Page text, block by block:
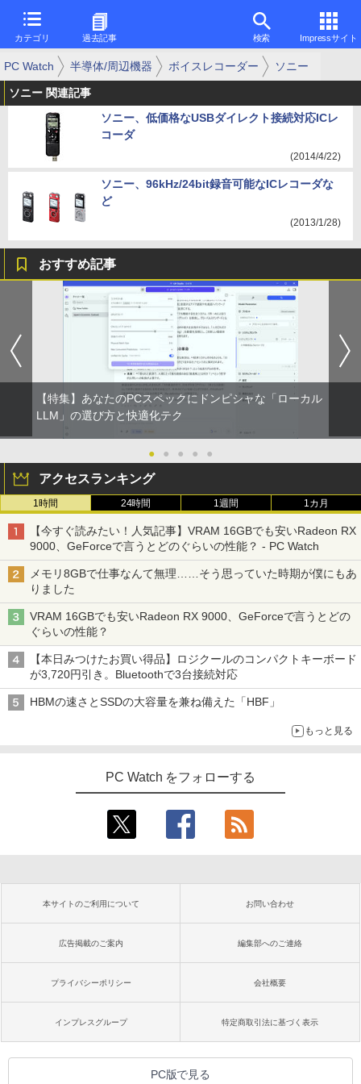
カテゴリ 過去記事 検索 Impressサイト
PC Watch 半導体/周辺機器 ボイスレコーダー ソニー
ソニー 関連記事
ソニー、低価格なUSBダイレクト接続対応ICレ
コーダ
(2014/4/22)
ソニー、96kHz/24bit録音可能なICレコーダな
ど
(2013/1/28)
おすすめ記事
【特集】あなたのPCスペックにドンピシャな「ローカル
LLM」の選び方と快適化テク
● ● ● ● ●
アクセスランキング
1時間 24時間 1週間 1カ月
【今すぐ読みたい！人気記事】VRAM 16GBでも安いRadeon RX
9000、GeForceで言うとどのぐらいの性能？ - PC Watch
メモリ8GBで仕事なんて無理……そう思っていた時期が僕にもあ
りました
VRAM 16GBでも安いRadeon RX 9000、GeForceで言うとどの
ぐらいの性能？
【本日みつけたお買い得品】ロジクールのコンパクトキーボード
が3,720円引き。Bluetoothで3台接続対応
HBMの速さとSSDの大容量を兼ね備えた「HBF」
もっと見る
PC Watch をフォローする
本サイトのご利用について お問い合わせ
広告掲載のご案内 編集部へのご連絡
プライバシーポリシー 会社概要
インプレスグループ 特定商取引法に基づく表示
PC版で見る